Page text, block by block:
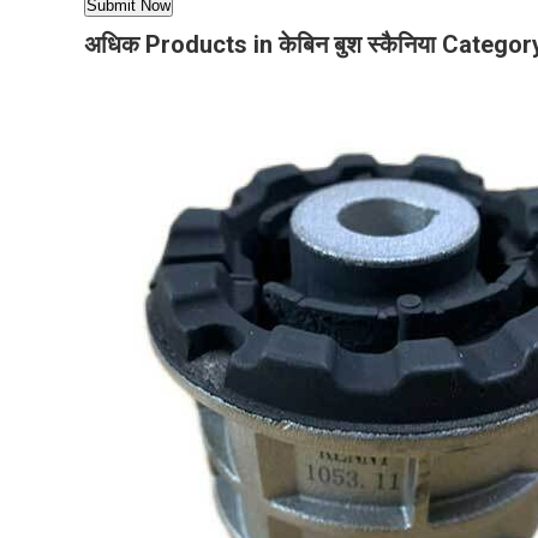
अधिक Products in केबिन बुश स्कैनिया